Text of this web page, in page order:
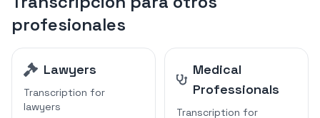
profesionales
Lawyers
Transcription for
lawyers
Medical
Professionals
Transcription for